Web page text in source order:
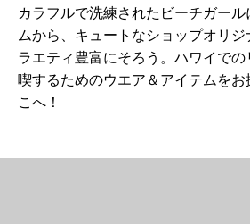
カラフルで洗練されたビーチガー
ムから、キュートなショップオリ
ラエティ豊富にそろう。ハワイで
喫するためのウエア＆アイテムをお
こへ！